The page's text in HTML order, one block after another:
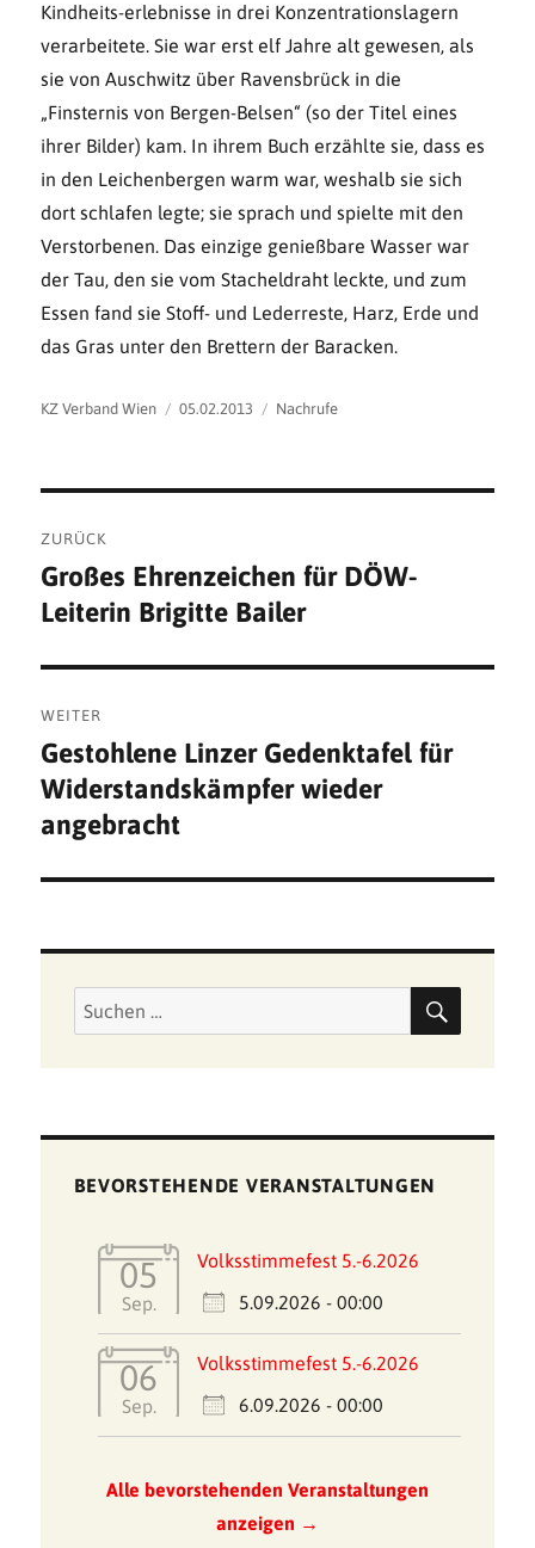
Kindheits-erlebnisse in drei Konzentrationslagern
verarbeitete. Sie war erst elf Jahre alt gewesen, als
sie von Auschwitz über Ravensbrück in die
„Finsternis von Bergen-Belsen“ (so der Titel eines
ihrer Bilder) kam. In ihrem Buch erzählte sie, dass es
in den Leichenbergen warm war, weshalb sie sich
dort schlafen legte; sie sprach und spielte mit den
Verstorbenen. Das einzige genießbare Wasser war
der Tau, den sie vom Stacheldraht leckte, und zum
Essen fand sie Stoff- und Lederreste, Harz, Erde und
das Gras unter den Brettern der Baracken.
Autor
KZ Verband Wien
Veröffentlicht
05.02.2013 Kategorien
Nachrufe
ZURÜCK
Vorheriger
Beitrag:
Großes Ehrenzeichen für DÖW-
Leiterin Brigitte Bailer
WEITER
Nächster
Beitrag:
Gestohlene Linzer Gedenktafel für
Widerstandskämpfer wieder
angebracht
Suchen
nach:
BEVORSTEHENDE VERANSTALTUNGEN
05
Sep.
Volksstimmefest 5.-6.2026
5.09.2026 - 00:00
06
Sep.
Volksstimmefest 5.-6.2026
6.09.2026 - 00:00
Alle bevorstehenden Veranstaltungen
anzeigen →